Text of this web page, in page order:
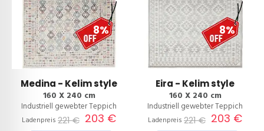
8%
Medina - Kelim style
160 X 240 cm
Industriell gewebter Teppich
Ladenpreis 221 € 203 €
8%
Eira - Kelim style
160 X 240 cm
Industriell gewebter Teppich
Ladenpreis 221 € 203 €